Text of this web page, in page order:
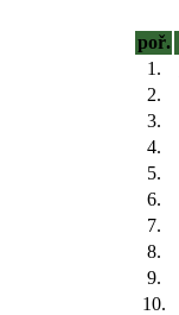
poř.
1.
2.
3.
4.
5.
6.
7.
8.
9.
10.